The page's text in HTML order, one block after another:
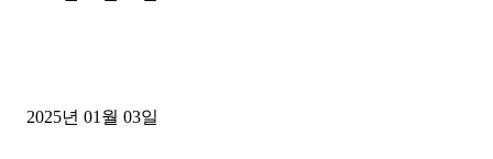
2025년 01월 03일